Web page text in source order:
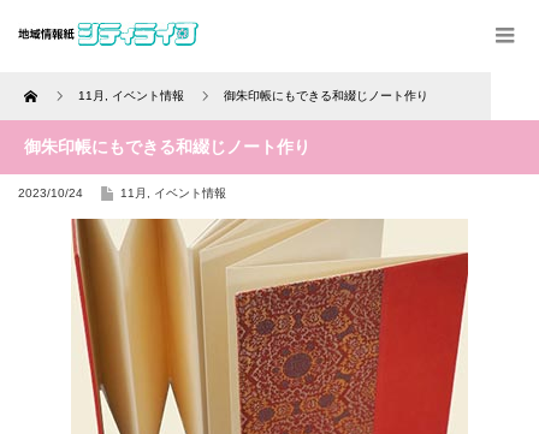
Home 11月 イベント情報 御朱印帳にもできる和綴じノート作り
御朱印帳にもできる和綴じノート作り
2023/10/24 11月 イベント情報